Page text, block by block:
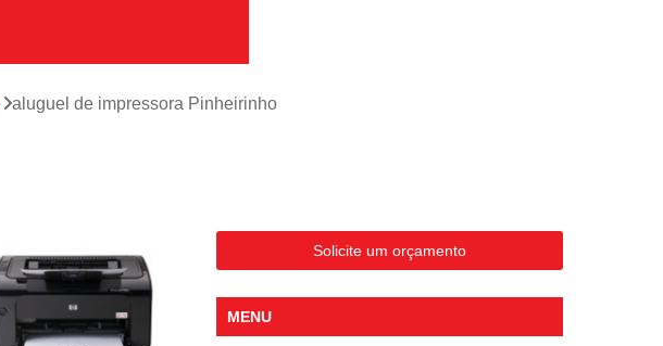
aluguel de impressora Pinheirinho
Solicite um orçamento
MENU